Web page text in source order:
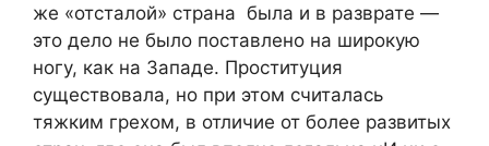
же «отсталой» страна была и в разврате —
это дело не было поставлено на широкую
ногу, как на Западе. Проституция
существовала, но при этом считалась
тяжким грехом, в отличие от более развитых